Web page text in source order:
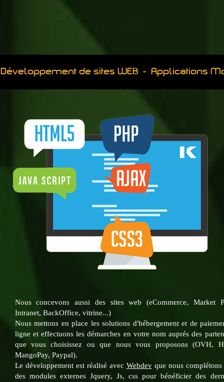
Développement de sites WEB - Applications
Nous concevons aussi des sites web (eCommerce, Market
Intranet, BackOffice, vitrine...)
Nous mettons en place les solutions d'hébergement et de
ligne et effectuons les démarches en votre nom auprés des
que vous choisissez ou que nous vous proposons (OVH,
MangoPay, Paypal).
Le développement est réalisé avec Webdevque nous complétons
des modules externes Jquery, Js, css pour bénéficier des